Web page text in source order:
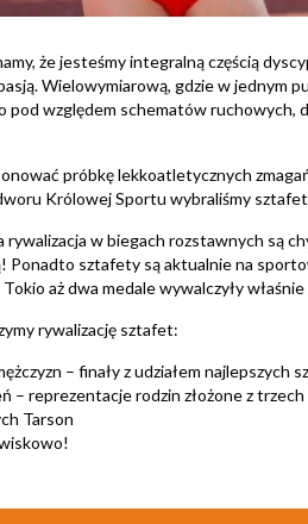
że jesteśmy integralną częścią
Wielowymiarową, gdzie w jednym
pod względem schematów ruchowych,
próbkę lekkoatletycznych
Królowej Sportu wybraliśmy
w biegach rozstawnych są
Ponadto sztafety są aktualnie na
aż dwa medale wywalczyły
rywalizację sztafet:
– finały z udziałem najlepszych
– reprezentacje rodzin złożone z
Tarson